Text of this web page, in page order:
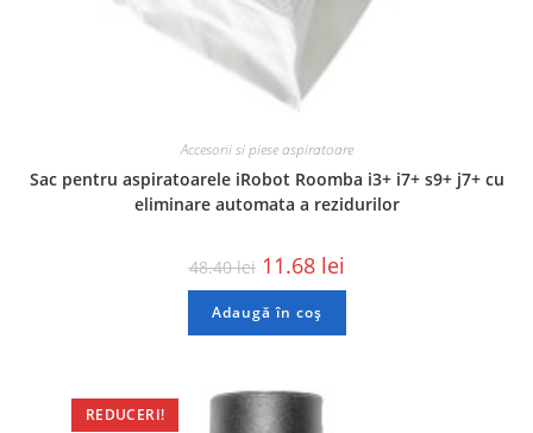
Accesorii si piese aspiratoare
Sac pentru aspiratoarele iRobot Roomba i3+ i7+ s9+ j7+ cu
eliminare automata a rezidurilor
48.40lei 11.68 lei
Adaugă în coș
REDUCERI!